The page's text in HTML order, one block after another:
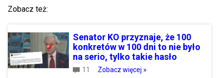
Zobacz też:
Senator KO przyznaje, że 100
konkretów w 100 dni to nie było
na serio, tylko takie hasło
11 Zobacz więcej »